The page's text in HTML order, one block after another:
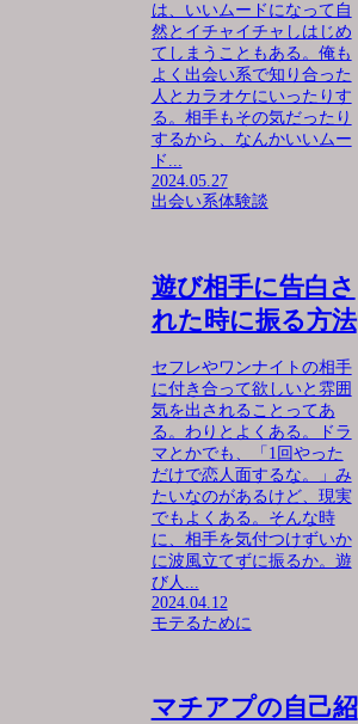
は、いいムードになって自
然とイチャイチャしはじめ
てしまうこともある。俺も
よく出会い系で知り合った
人とカラオケにいったりす
る。相手もその気だったり
するから、なんかいいムー
ド...
2024.05.27
出会い系体験談
遊び相手に告白さ
れた時に振る方法
セフレやワンナイトの相手
に付き合って欲しいと雰囲
気を出されることってあ
る。わりとよくある。ドラ
マとかでも、「1回やった
だけで恋人面するな。」み
たいなのがあるけど、現実
でもよくある。そんな時
に、相手を気付つけずいか
に波風立てずに振るか。遊
び人...
2024.04.12
モテるために
マチアプの自己紹